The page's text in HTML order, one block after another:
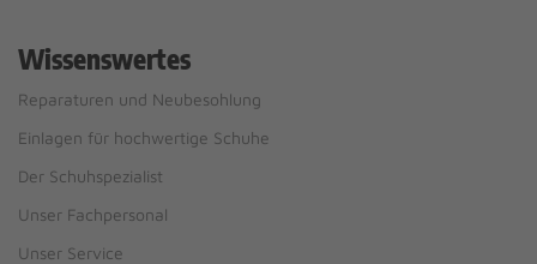
Wissenswertes
Reparaturen und Neubesohlung
Einlagen für hochwertige Schuhe
Der Schuhspezialist
Unser Fachpersonal
Unser Service